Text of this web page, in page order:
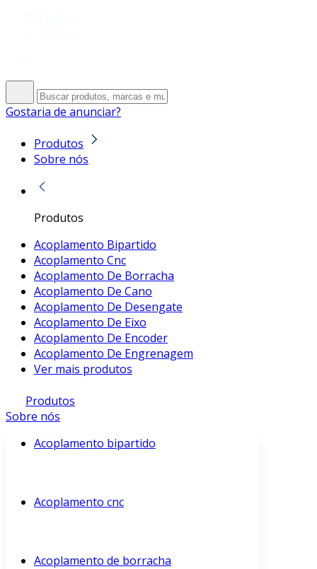
Gostaria de anunciar?
Produtos
Sobre nós
Produtos
Acoplamento Bipartido
Acoplamento Cnc
Acoplamento De Borracha
Acoplamento De Cano
Acoplamento De Desengate
Acoplamento De Eixo
Acoplamento De Encoder
Acoplamento De Engrenagem
Ver mais produtos
Produtos
Sobre nós
Acoplamento bipartido
Acoplamento cnc
Acoplamento de borracha